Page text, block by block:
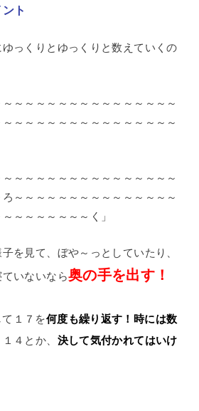
ト
っくりとゆっくりと数えていくの
～～～～～～～～～～～～～～～～
～～～～～～～～～～～～～～～
～～～～～～～～～～～～～～～～
～～～～～～～～～～～～～～～
～～～～～～～く」
を見て、ぼや～っとしていたり、
いないなら奥の手を出す！
１７を何度も繰り返す！時には数
４とか、 決して気付かれてはいけ